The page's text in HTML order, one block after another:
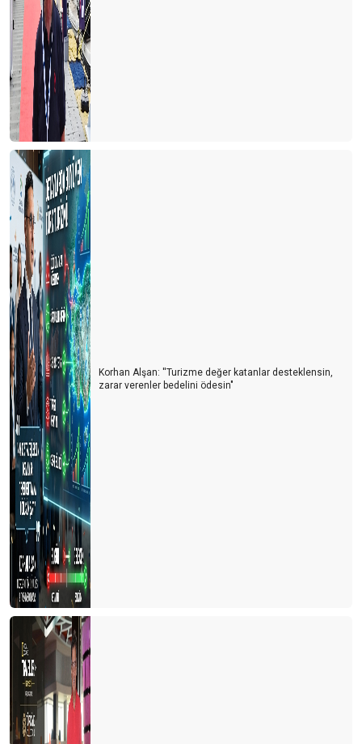
Korhan Alşan: ''Turizme değer katanlar desteklensin,
zarar verenler bedelini ödesin"